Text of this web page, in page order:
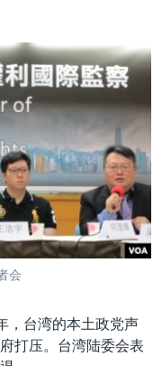
会
，台湾的本土政党声
打压。台湾陆委会表